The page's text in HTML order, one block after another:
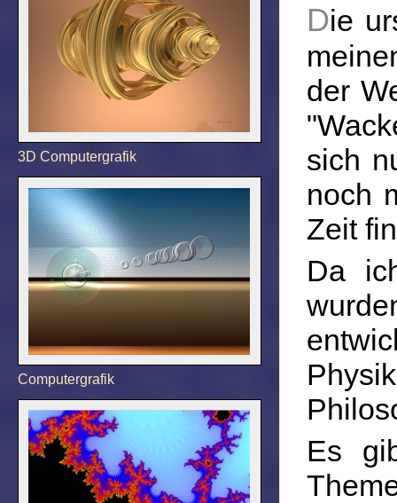
3D Computergrafik
Computergrafik
Die ursprüngliche Idee zu diesen Internetseiten war,
der
sich
noch
Zeit
Da
Es